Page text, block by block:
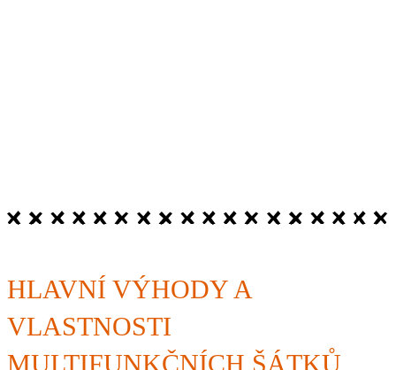
HLAVNÍ VÝHODY A
VLASTNOSTI
MULTIFUNKČNÍCH ŠÁTKŮ